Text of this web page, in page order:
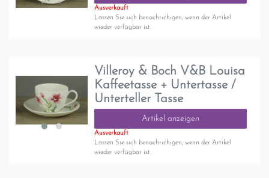
Ausverkauft
Lassen Sie sich benachrichigen, wenn der Artikel
wieder verfügbar ist.
Villeroy & Boch V&B Louisa
Kaffeetasse + Untertasse /
Unterteller Tasse
Artikel anzeigen
Ausverkauft
Lassen Sie sich benachrichigen, wenn der Artikel
wieder verfügbar ist.